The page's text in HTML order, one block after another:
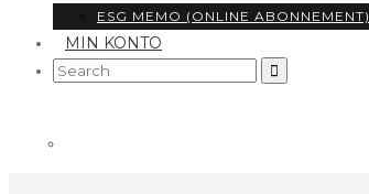
ESG MEMO (ONLINE ABONNEMENT)
MIN KONTO
Search